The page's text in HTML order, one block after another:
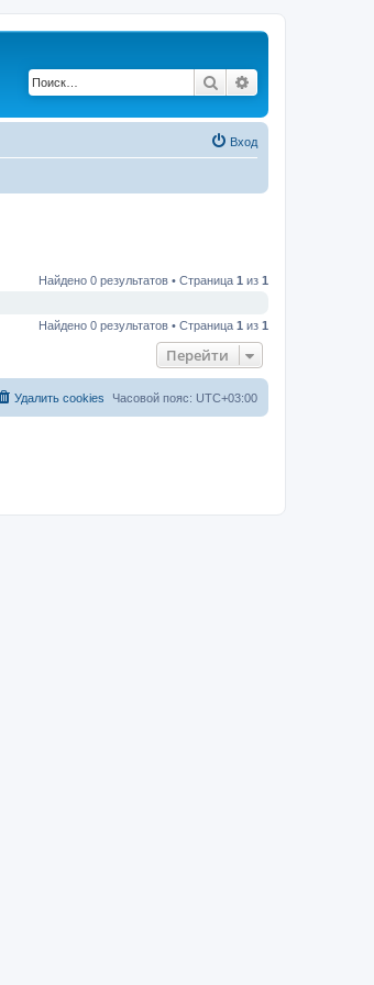
Поиск
Вход
Найдено 0 результатов • Страница 1 из 1
Найдено 0 результатов • Страница 1 из 1
Перейти
Часовой пояс: UTC+03:00
Удалить cookies